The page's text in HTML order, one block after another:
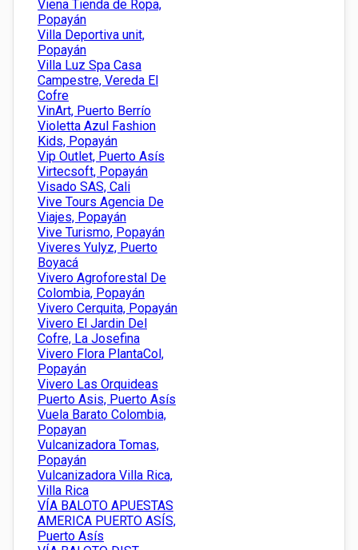
Viena Tienda de Ropa,
Popayán
Villa Deportiva unit,
Popayán
Villa Luz Spa Casa
Campestre, Vereda El
Cofre
VinArt, Puerto Berrío
Violetta Azul Fashion
Kids, Popayán
Vip Outlet, Puerto Asís
Virtecsoft, Popayán
Visado SAS, Cali
Vive Tours Agencia De
Viajes, Popayán
Vive Turismo, Popayán
Viveres Yulyz, Puerto
Boyacá
Vivero Agroforestal De
Colombia, Popayán
Vivero Cerquita, Popayán
Vivero El Jardin Del
Cofre, La Josefina
Vivero Flora PlantaCol,
Popayán
Vivero Las Orquideas
Puerto Asis, Puerto Asís
Vuela Barato Colombia,
Popayan
Vulcanizadora Tomas,
Popayán
Vulcanizadora Villa Rica,
Villa Rica
VÍA BALOTO APUESTAS
AMERICA PUERTO ASÍS,
Puerto Asís